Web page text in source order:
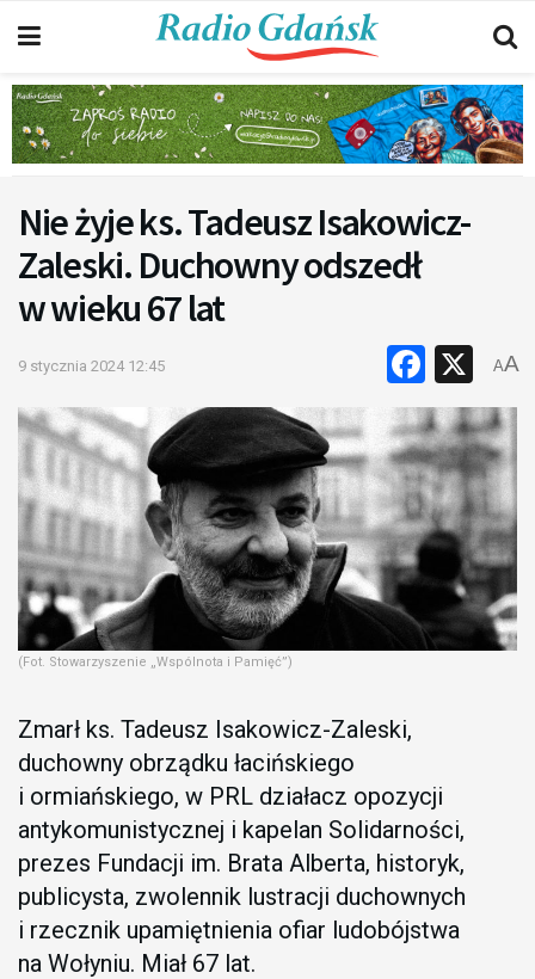
Nie żyje ks. Tadeusz Isakowicz-
Zaleski. Duchowny odszedł
w wieku 67 lat
9 stycznia 2024 12:45 X
AA
(Fot. Stowarzyszenie „Wspólnota i Pamięć”)
Zmarł ks. Tadeusz Isakowicz-Zaleski,
duchowny obrządku łacińskiego
i ormiańskiego, w PRL działacz opozycji
antykomunistycznej i kapelan Solidarności,
prezes Fundacji im. Brata Alberta, historyk,
publicysta, zwolennik lustracji duchownych
i rzecznik upamiętnienia ofiar ludobójstwa
na Wołyniu. Miał 67 lat.